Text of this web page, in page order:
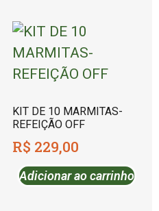
KIT DE 10 MARMITAS-
REFEIÇÃO OFF
R$ 229,00
Adicionar ao carrinho